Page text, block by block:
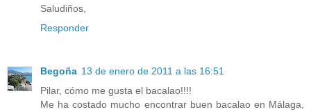
Saludiños,
Responder
Begoña 13 de enero de 2011 a las 16:51
Pilar, cómo me gusta el bacalao!!!!
Me ha costado mucho encontrar buen bacalao en Málaga,